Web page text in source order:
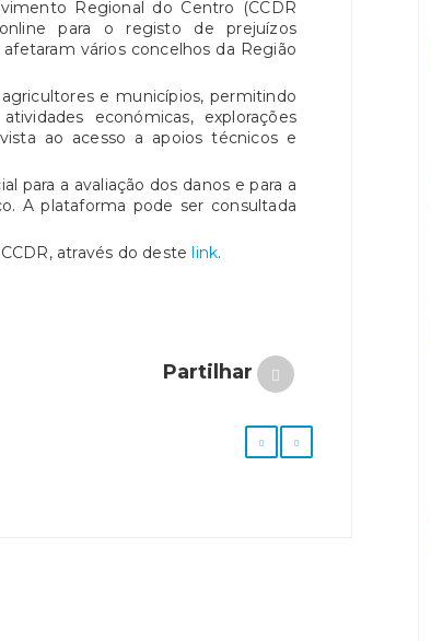
Regional do Centro (CCDR
para o registo de prejuízos
vários concelhos da Região
e municípios, permitindo
económicas, explorações
ao acesso a apoios técnicos e
para a avaliação dos danos e para a
A plataforma pode ser consultada
através do destelink.
Partilhar